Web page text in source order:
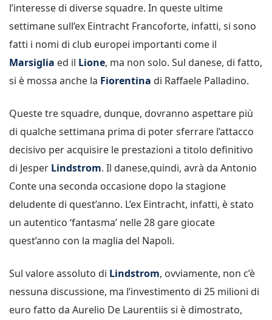
l’interesse di diverse squadre. In queste ultime
settimane sull’ex Eintracht Francoforte, infatti, si sono
fatti i nomi di club europei importanti come il
Marsiglia ed il Lione, ma non solo. Sul danese, di fatto,
si è mossa anche la Fiorentina di Raffaele Palladino.
Queste tre squadre, dunque, dovranno aspettare più
di qualche settimana prima di poter sferrare l’attacco
decisivo per acquisire le prestazioni a titolo definitivo
di Jesper Lindstrom. Il danese,quindi, avrà da Antonio
Conte una seconda occasione dopo la stagione
deludente di quest’anno. L’ex Eintracht, infatti, è stato
un autentico ‘fantasma’ nelle 28 gare giocate
quest’anno con la maglia del Napoli.
Sul valore assoluto di Lindstrom, ovviamente, non c’è
nessuna discussione, ma l’investimento di 25 milioni di
euro fatto da Aurelio De Laurentiis si è dimostrato,